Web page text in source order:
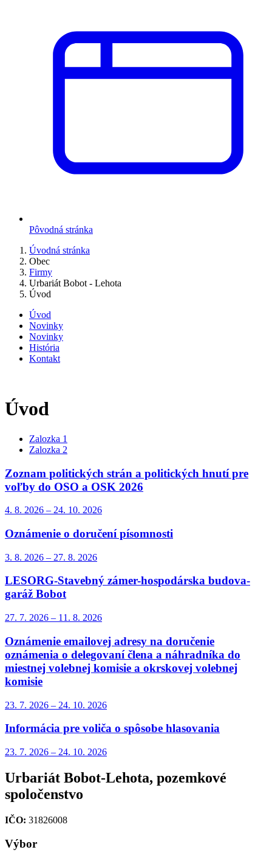
Pôvodná stránka
Úvodná stránka
Obec
Firmy
Urbariát Bobot - Lehota
Úvod
Úvod
Novinky
Novinky
História
Kontakt
Úvod
Zalozka 1
Zalozka 2
Zoznam politických strán a politických hnutí pre
voľby do OSO a OSK 2026
4. 8. 2026 – 24. 10. 2026
Oznámenie o doručení písomnosti
3. 8. 2026 – 27. 8. 2026
LESORG-Stavebný zámer-hospodárska budova-
garáž Bobot
27. 7. 2026 – 11. 8. 2026
Oznámenie emailovej adresy na doručenie
oznámenia o delegovaní člena a náhradníka do
miestnej volebnej komisie a okrskovej volebnej
komisie
23. 7. 2026 – 24. 10. 2026
Informácia pre voliča o spôsobe hlasovania
23. 7. 2026 – 24. 10. 2026
Urbariát Bobot-Lehota, pozemkové
spoločenstvo
IČO: 31826008
Výbor